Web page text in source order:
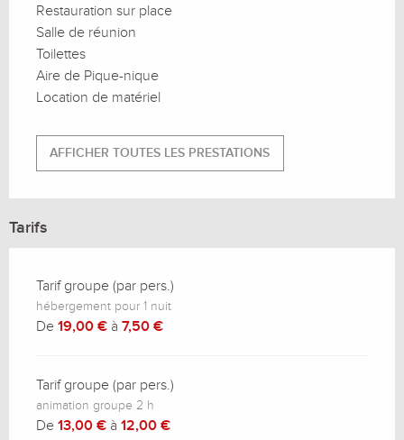
Restauration sur place
Salle de réunion
Toilettes
Aire de Pique-nique
Location de matériel
AFFICHER TOUTES LES PRESTATIONS
Tarifs
Tarif groupe (par pers.)
hébergement pour 1 nuit
De 19,00 € à 7,50 €
Tarif groupe (par pers.)
animation groupe 2 h
De 13,00 € à 12,00 €